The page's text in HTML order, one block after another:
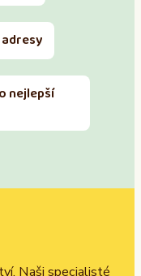
nejlepší
Naši specialisté